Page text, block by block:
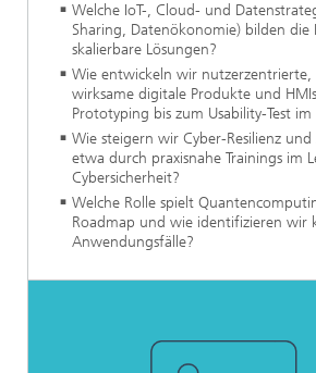
Welche IoT-, Cloud- und
Sharing, Datenökonomie) bilden die
skalierbare Lösungen?
Wie entwickeln wir nutzerzentrierte,
wirksame digitale Produkte und
Prototyping bis zum Usability-Test im
Wie steigern wir Cyber-Resilienz und
etwa durch praxisnahe Trainings im
Cybersicherheit?
Welche Rolle spielt
Roadmap und wie identifizieren wir
Anwendungsfälle?